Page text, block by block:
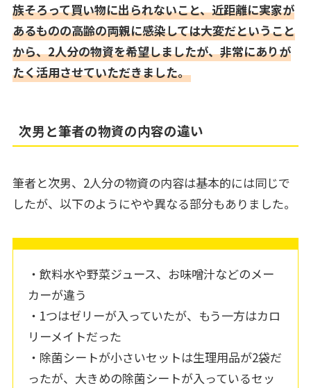
族そろって買い物に出られないこと、近距離に実家が
あるものの高齢の両親に感染しては大変だということ
から、2人分の物資を希望しましたが、非常にありが
たく活用させていただきました。
次男と筆者の物資の内容の違い
筆者と次男、2人分の物資の内容は基本的には同じで
したが、以下のようにやや異なる部分もありました。
・飲料水や野菜ジュース、お味噌汁などのメー
カーが違う
・1つはゼリーが入っていたが、もう一方はカロ
リーメイトだった
・除菌シートが小さいセットは生理用品が2袋だ
ったが、大きめの除菌シートが入っているセッ